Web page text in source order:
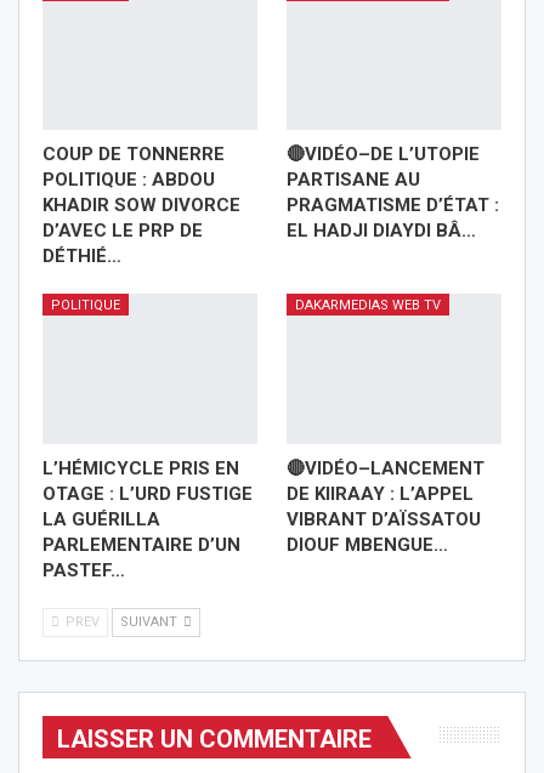
COUP DE TONNERRE
POLITIQUE : ABDOU
KHADIR SOW DIVORCE
D’AVEC LE PRP DE
DÉTHIÉ…
🔴VIDÉO–DE L’UTOPIE
PARTISANE AU
PRAGMATISME D’ÉTAT :
EL HADJI DIAYDI BÂ…
POLITIQUE
L’HÉMICYCLE PRIS EN
OTAGE : L’URD FUSTIGE
LA GUÉRILLA
PARLEMENTAIRE D’UN
PASTEF…
DAKARMEDIAS WEB TV
🔴VIDÉO–LANCEMENT
DE KIIRAAY : L’APPEL
VIBRANT D’AÏSSATOU
DIOUF MBENGUE…
PREV SUIVANT
LAISSER UN COMMENTAIRE